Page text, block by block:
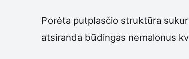
Porėta putplasčio struktūra
atsiranda būdingas nemalonus